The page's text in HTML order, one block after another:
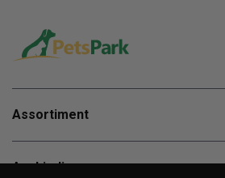
Assortiment
Aanbiedingen